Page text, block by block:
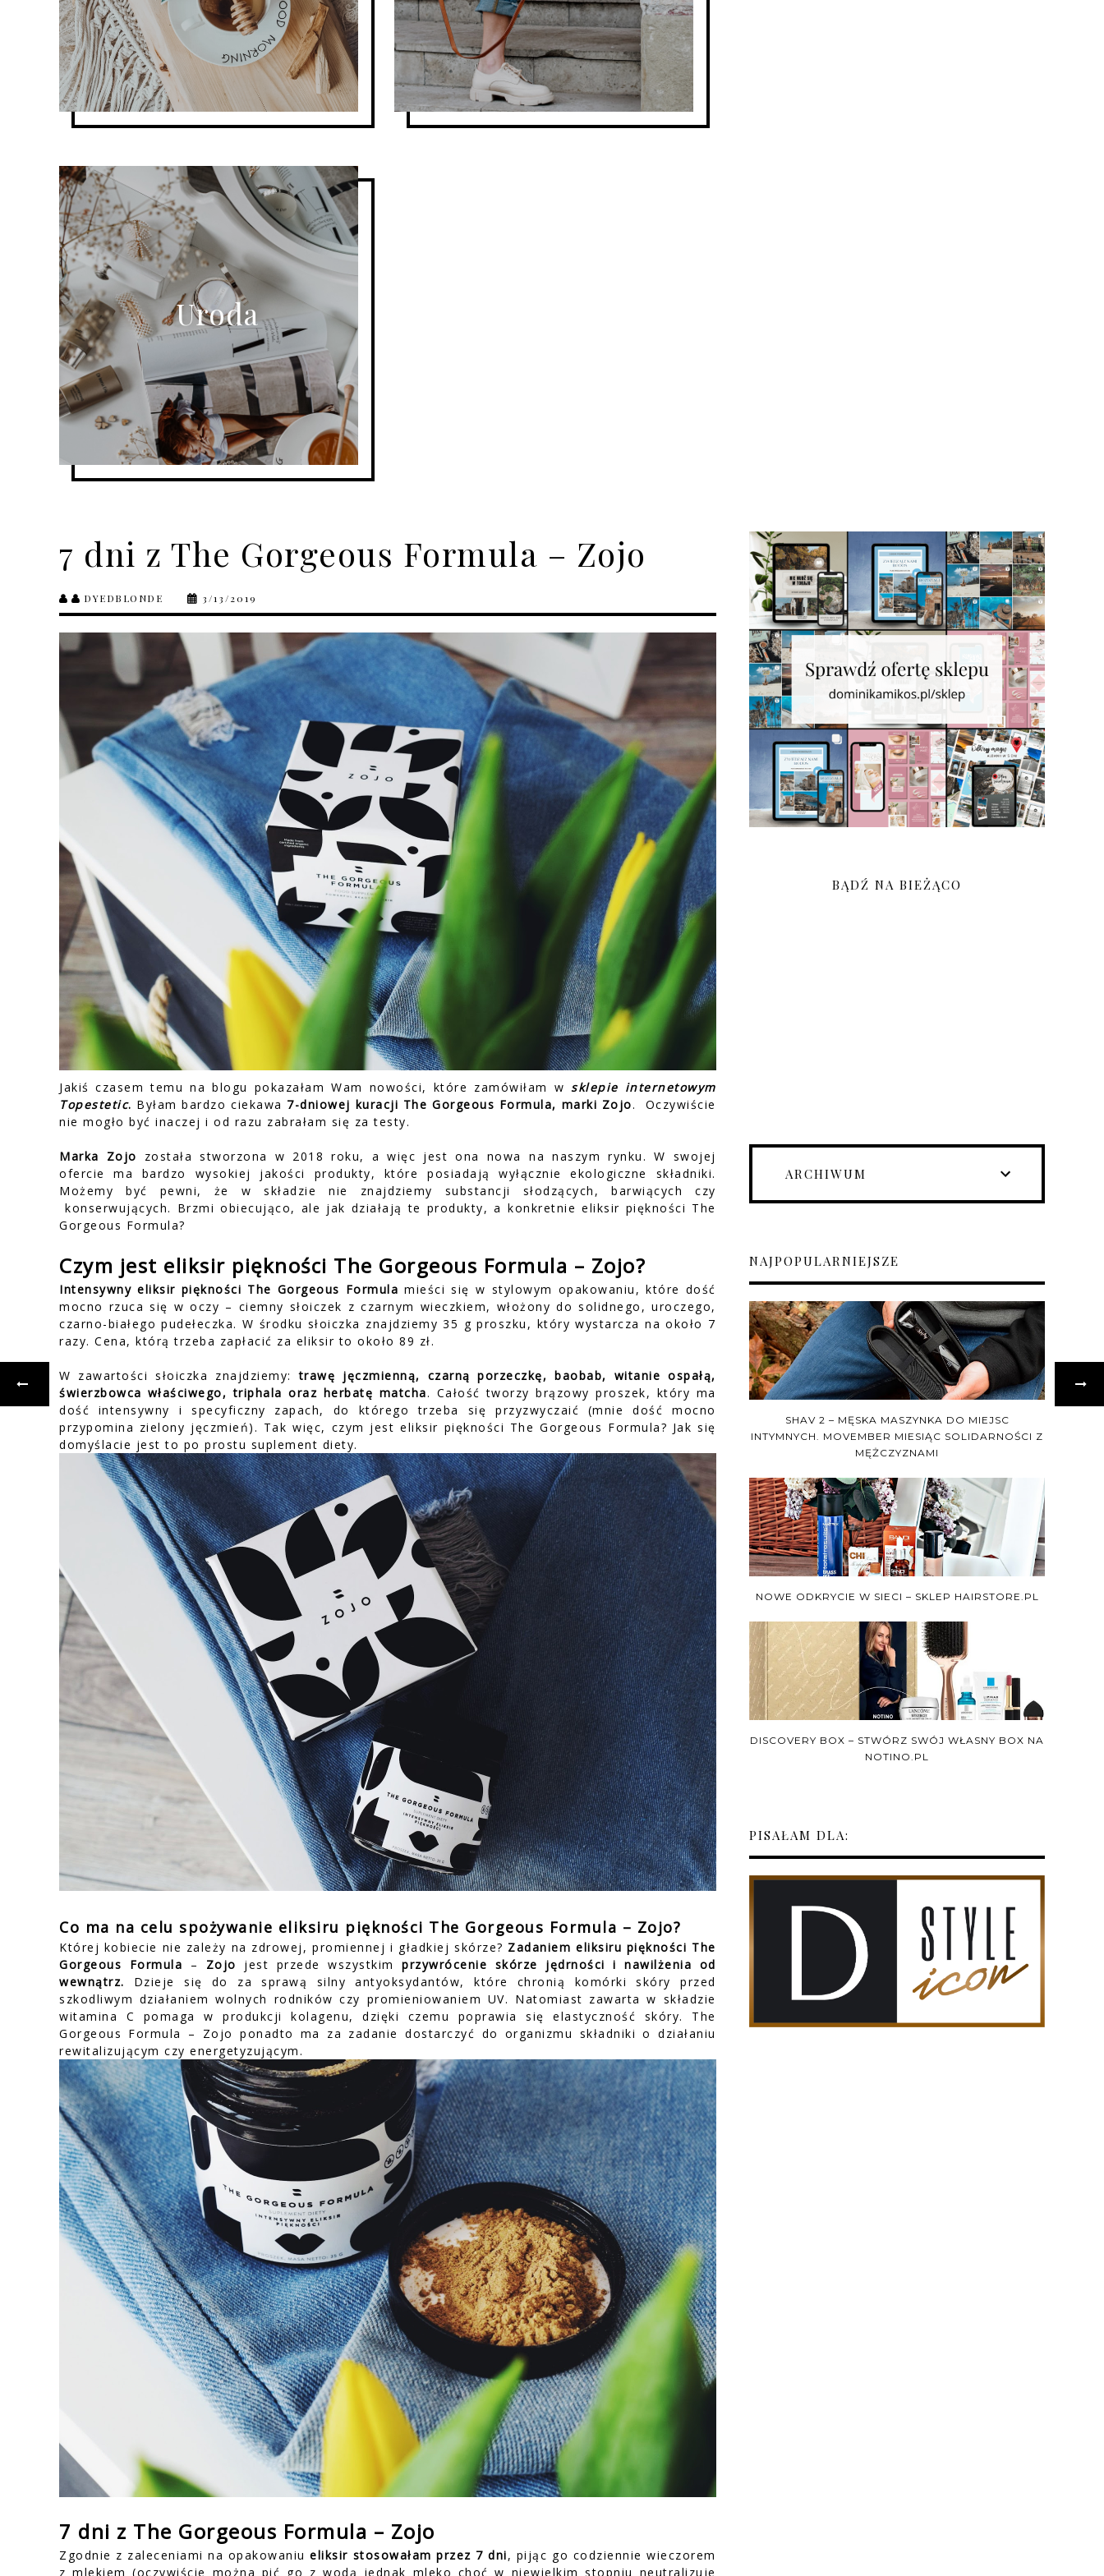
Uroda
7 dni z The Gorgeous Formula – Zojo
DYEDBLONDE 3/13/2019
Jakiś czasem temu na blogu pokazałam Wam nowości, które zamówiłam w sklepie internetowym
Topestetic. Byłam bardzo ciekawa 7-dniowej kuracji The Gorgeous Formula, marki Zojo.
Oczywiście
nie mogło być inaczej i od razu zabrałam się za testy.
Marka Zojo została stworzona w 2018 roku, a więc jest ona nowa na naszym rynku. W swojej
ofercie ma bardzo wysokiej jakości produkty, które posiadają wyłącznie ekologiczne składniki.
Możemy być pewni, że w składzie nie znajdziemy substancji słodzących, barwiących czy
konserwujących. Brzmi obiecująco, ale jak działają te produkty, a konkretnie eliksir piękności The
Gorgeous Formula?
Czym jest eliksir piękności The Gorgeous Formula – Zojo?
Intensywny eliksir piękności The Gorgeous Formula mieści się w stylowym opakowaniu, które dość
mocno rzuca się w oczy – ciemny słoiczek z czarnym wieczkiem, włożony do solidnego, uroczego,
czarno-białego pudełeczka. W środku słoiczka znajdziemy 35 g proszku, który wystarcza na około 7
razy. Cena, którą trzeba zapłacić za eliksir to około 89 zł.
W zawartości słoiczka znajdziemy:trawę jęczmienną, czarną porzeczkę, baobab, witanie ospałą,
świerzbowca właściwego, triphala oraz herbatę matcha. Całość tworzy brązowy proszek, który ma
dość intensywny i specyficzny zapach, do którego trzeba się przyzwyczaić (mnie dość mocno
przypomina zielony jęczmień). Tak więc, czym jest eliksir piękności The Gorgeous Formula? Jak się
domyślacie jest to po prostu suplement diety.
Co ma na celu spożywanie eliksiru piękności The Gorgeous Formula – Zojo?
Której kobiecie nie zależy na zdrowej, promiennej i gładkiej skórze? Zadaniem eliksiru piękności The
Gorgeous Formula – Zojo jest przede wszystkimprzywrócenie skórze jędrności i nawilżenia od
wewnątrz. Dzieje się do za sprawą silny antyoksydantów, które chronią komórki skóry przed
szkodliwym działaniem wolnych rodników czy promieniowaniem UV. Natomiast zawarta w składzie
witamina C pomaga w produkcji kolagenu, dzięki czemu poprawia się elastyczność skóry. The
Gorgeous Formula – Zojo ponadto ma za zadanie dostarczyć do organizmu składniki o działaniu
rewitalizującym czy energetyzującym.
7 dni z The Gorgeous Formula – Zojo
Zgodnie z zaleceniami na opakowaniueliksir stosowałam przez 7 dni, pijąc go codziennie wieczorem
z mlekiem (oczywiście można pić go z wodą jednak mleko choć w niewielkim stopniu neutralizuje
BĄDŹ NA BIEŻĄCO
ARCHIWUM
NAJPOPULARNIEJSZE
SHAV 2 – MĘSKA MASZYNKA DO MIEJSC
INTYMNYCH. MOVEMBER MIESIĄC SOLIDARNOŚCI Z
MĘŻCZYZNAMI
NOWE ODKRYCIE W SIECI – SKLEP HAIRSTORE.PL
DISCOVERY BOX – STWÓRZ SWÓJ WŁASNY BOX NA
NOTINO.PL
PISAŁAM DLA: